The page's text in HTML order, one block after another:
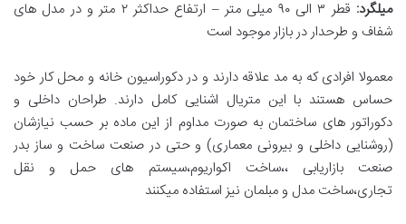
میلگرد:
قطر ۳ الی ۹۰ میلی متر – ارتفاع حداکثر ۲ متر و در مدل های
شفاف و طرحدار در بازار موجود است
معمولا افرادی که به مد علاقه دارند و در دکوراسیون خانه و محل کار خود
حساس هستند با این متریال اشنایی کامل دارند. طراحان داخلی و
دکوراتور های ساختمان به صورت مداوم از این ماده بر حسب نیازشان
(روشنایی داخلی و بیرونی معماری) و حتی در صنعت ساخت و ساز بدر
صنعت بازاریابی ،،ساخت اکواریوم،سیستم های حمل و نقل
تجاری،ساخت مدل و مبلمان نیز استفاده میکنند